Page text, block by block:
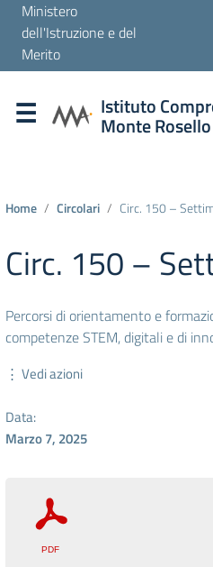
Ministero
dell'Istruzione e del
Merito
Istituto
Monte
Home Circolari Circ. 150 –
Circ. 150 –
Percorsi di orientamento e
competenze STEM, digitali e di
⋮ Vedi azioni
Data:
Marzo 7, 2025